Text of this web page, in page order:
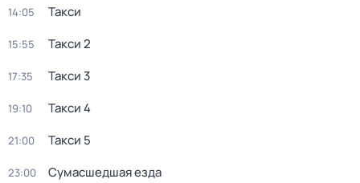
14:05 Такси
15:55 Такси 2
17:35 Такси 3
19:10 Такси 4
21:00 Такси 5
23:00 Сумасшедшая езда